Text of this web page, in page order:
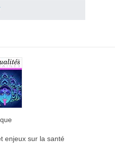
enjeux sur la santé